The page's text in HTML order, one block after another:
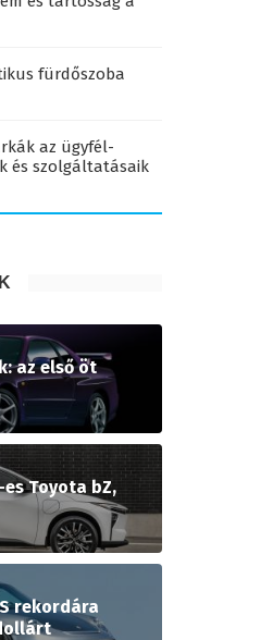
fürdőszoba
az ügyfél-
és szolgáltatásaik
az első öt
Toyota bZ,
rekordára